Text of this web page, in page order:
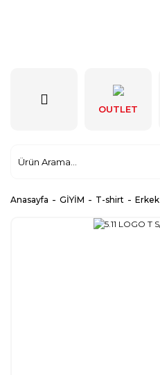
OUTLET
Anasayfa GİYİM T-shirt Erkek